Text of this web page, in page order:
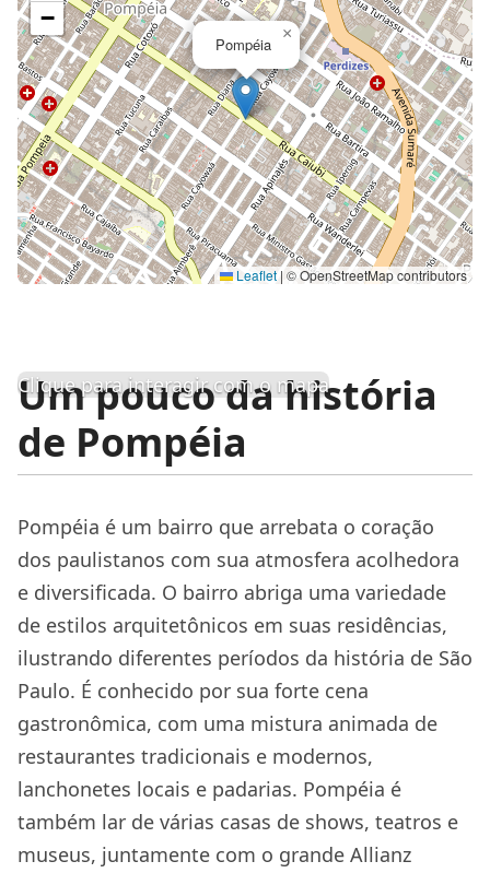
Pompéia
×
−
Leaflet | © OpenStreetMap contributors
Clique para interagir com o mapa
Um pouco da história
de Pompéia
Pompéia é um bairro que arrebata o coração
dos paulistanos com sua atmosfera acolhedora
e diversificada. O bairro abriga uma variedade
de estilos arquitetônicos em suas residências,
ilustrando diferentes períodos da história de São
Paulo. É conhecido por sua forte cena
gastronômica, com uma mistura animada de
restaurantes tradicionais e modernos,
lanchonetes locais e padarias. Pompéia é
também lar de várias casas de shows, teatros e
museus, juntamente com o grande Allianz